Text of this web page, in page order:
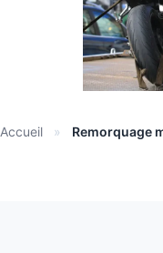
Accueil » Remorquage